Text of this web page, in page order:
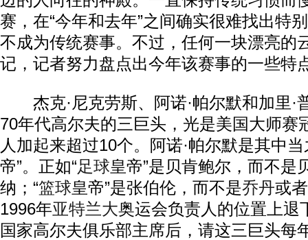
赛，在“今年和去年”之间确实很难找出特
不成为传统赛事。不过，任何一块漂亮的
记，记者努力盘点出今年该赛事的一些特
杰克·尼克劳斯、阿诺·帕尔默和加里·
70年代高尔夫的三巨头，光是美国大师赛
人加起来超过10个。阿诺·帕尔默是其中
帝”。正如“足球皇帝”是贝肯鲍尔，而不是
纳；“篮球皇帝”是张伯伦，而不是乔丹或者
1996年亚特兰大奥运会负责人的位置上退
国家高尔夫俱乐部主席后，请这三巨头每